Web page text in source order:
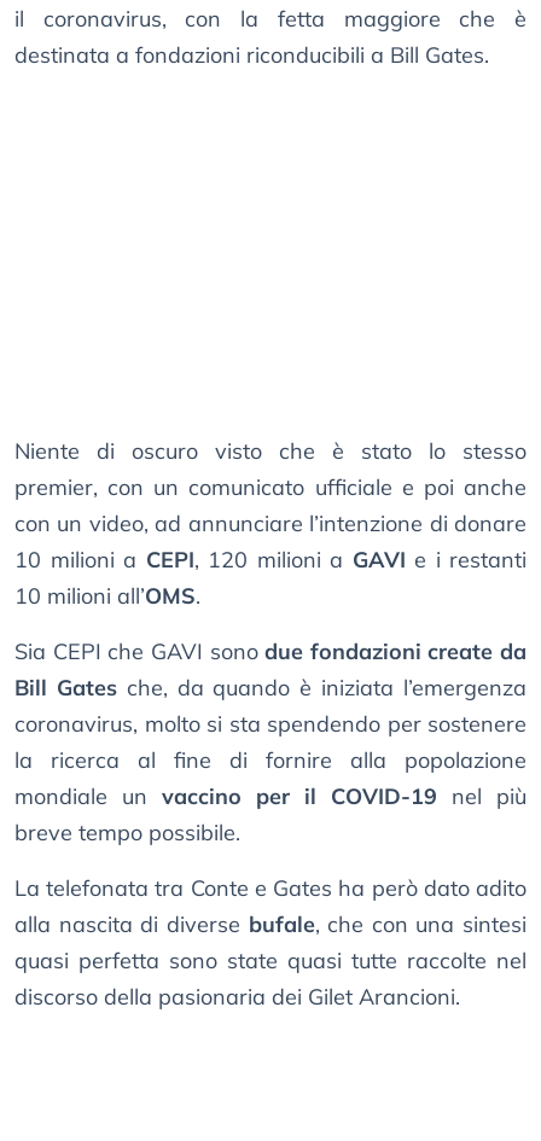
il coronavirus, con la fetta maggiore che è
destinata a fondazioni riconducibili a Bill Gates.
Niente di oscuro visto che è stato lo stesso
premier, con un comunicato ufficiale e poi anche
con un video, ad annunciare l’intenzione di donare
10 milioni a CEPI, 120 milioni a GAVI e i restanti
10 milioni all’OMS.
Sia CEPI che GAVI sonodue fondazioni create da
Bill Gatesche, da quando è iniziata l’emergenza
coronavirus, molto si sta spendendo per sostenere
la ricerca al fine di fornire alla popolazione
mondiale un vaccino per il COVID-19 nel più
breve tempo possibile.
La telefonata tra Conte e Gates ha però dato adito
alla nascita di diverse bufale, che con una sintesi
quasi perfetta sono state quasi tutte raccolte nel
discorso della pasionaria dei Gilet Arancioni.